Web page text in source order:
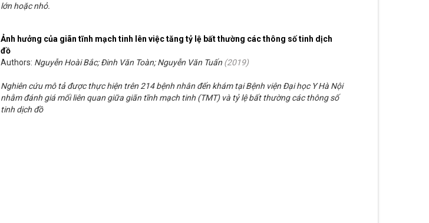
lớn hoặc nhỏ.
Ảnh hưởng của giãn tĩnh mạch tinh lên việc tăng tỷ lệ bất thường các thông số tinh dịch
đồ
Authors: Nguyễn Hoài Bắc; Đinh Văn Toàn; Nguyễn Văn Tuấn (2019)
Nghiên cứu mô tả được thực hiện trên 214 bệnh nhân đến khám tại Bệnh viện Đại học Y Hà Nội
nhằm đánh giá mối liên quan giữa giãn tĩnh mạch tinh (TMT) và tỷ lệ bất thường các thông số
tinh dịch đồ